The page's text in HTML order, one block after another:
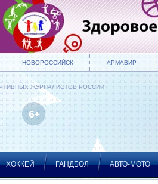
НОВОРОССИЙСК АРМАВИР
ЖУРНАЛИСТОВ РОССИИ
ХОККЕЙ ГАНДБОЛ АВТО-МОТО